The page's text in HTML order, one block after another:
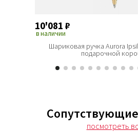
10'081 ₽
в наличии
Шариковая ручка Aurora
подарочной
посмотреть